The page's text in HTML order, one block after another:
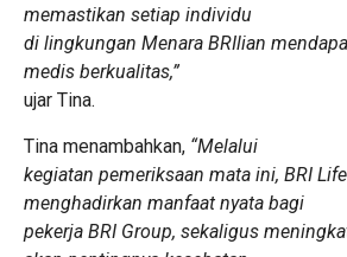
memastikan setiap individu
di lingkungan Menara BRIlian
medis berkualitas,”
ujar Tina.
Tina menambahkan, “Melalui
kegiatan pemeriksaan mata ini, BRI
menghadirkan manfaat nyata bagi
pekerja BRI Group, sekaligus